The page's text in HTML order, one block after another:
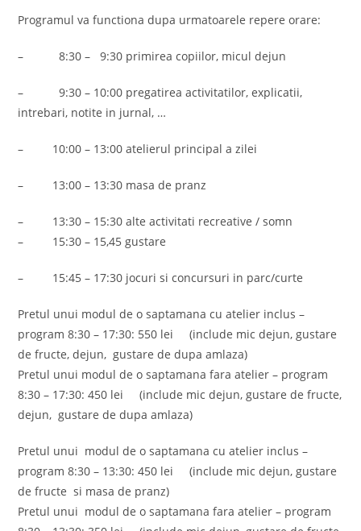
Programul va functiona dupa urmatoarele repere orare:
– 8:30 – 9:30 primirea copiilor, micul dejun
– 9:30 – 10:00 pregatirea activitatilor, explicatii,
intrebari, notite in jurnal, …
– 10:00 – 13:00 atelierul principal a zilei
– 13:00 – 13:30 masa de pranz
– 13:30 – 15:30 alte activitati recreative / somn
– 15:30 – 15,45 gustare
– 15:45 – 17:30 jocuri si concursuri in parc/curte
Pretul unui modul de o saptamana cu atelier inclus –
program 8:30 – 17:30: 550 lei (include mic dejun, gustare
de fructe, dejun, gustare de dupa amlaza)
Pretul unui modul de o saptamana fara atelier – program
8:30 – 17:30: 450 lei (include mic dejun, gustare de fructe,
dejun, gustare de dupa amlaza)
Pretul unui modul de o saptamana cu atelier inclus –
program 8:30 – 13:30: 450 lei (include mic dejun, gustare
de fructe si masa de pranz)
Pretul unui modul de o saptamana fara atelier – program